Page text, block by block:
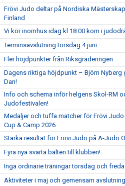
Frövi Judo deltar på Nordiska
Finland
Vi kör inomhus idag kl 18.00 kom i
Terminsavslutning torsdag 4 juni
Fler höjdpunkter från Riksgraderingen
Dagens riktiga höjdpunkt – Björn Nyberg
Dan!
Info och schema inför helgens Skol-RM
Judofestivalen!
Medaljer och tuffa matcher för Frövi Judo
Cup & Camp 2026
Starka resultat för Frövi Judo på A-Judo
Fyra nya svarta bälten till klubben!
Inga ordinarie träningar torsdag och
Aktiviteter i maj och gemensam